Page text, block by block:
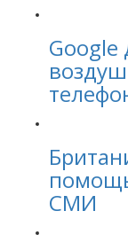
Google
СМИ